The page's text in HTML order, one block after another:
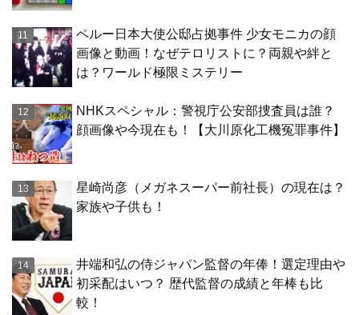
ペルー日本大使公邸占拠事件 少女モニカの顔
画像と動画！なぜテロリストに？両親や絆と
は？ワールド極限ミステリー
NHKスペシャル：警視庁公安部捜査員は誰？
顔画像や今現在も！【大川原化工機冤罪事件】
星崎尚彦（メガネスーパー前社長）の現在は？
家族や子供も！
井端和弘の侍ジャパン監督の年俸！選定理由や
初采配はいつ？ 歴代監督の成績と年棒も比
較！